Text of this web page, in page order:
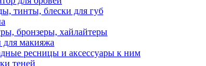
тинты, блески для губ
бронзеры, хайлайтеры
для макияжа
ресницы и аксессуары к ним
теней